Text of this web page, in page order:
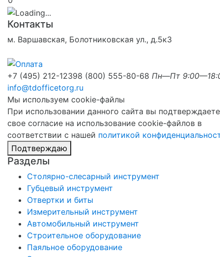
Контакты
м. Варшавская, Болотниковская ул., д.5к3
+7 (495) 212-12398 (800) 555-80-68 Пн—Пт
info@tdofficetorg.ru
Мы используем cookie-файлы
При использовании данного сайта вы подтверждаете
свое согласие на использование cookie-файлов в
соответствии с нашей политикой
Подтверждаю
Разделы
Столярно-слесарный инструмент
Губцевый инструмент
Отвертки и биты
Измерительный инструмент
Автомобильный инструмент
Строительное оборудование
Паяльное оборудование